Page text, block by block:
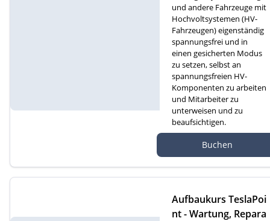
und andere Fahrzeuge mit
Hochvoltsystemen (HV-
Fahrzeugen) eigenständig
spannungsfrei und in
einen gesicherten Modus
zu setzen, selbst an
spannungsfreien HV-
Komponenten zu arbeiten
und Mitarbeiter zu
unterweisen und zu
beaufsichtigen.
atte 1D, 6260 Reiden
Buchen
Aufbaukurs TeslaPoi
nt - Wartung, Repara